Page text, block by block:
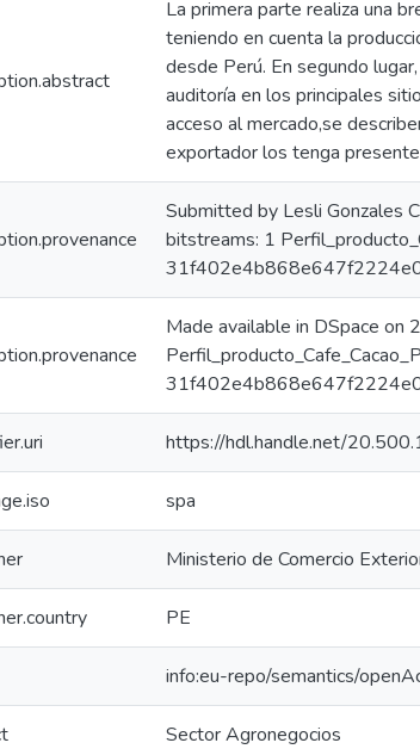
La primera parte realiza una
teniendo en cuenta la
desde Perú. En segundo
auditoría en los principales
acceso al mercado,se
exportador los tenga
Submitted by Lesli Gonzales
bitstreams: 1
Made available in DSpace
https://hdl.handle.net/
spa
Ministerio de Comercio
PE
info:eu-repo/semantics/
Sector Agronegocios